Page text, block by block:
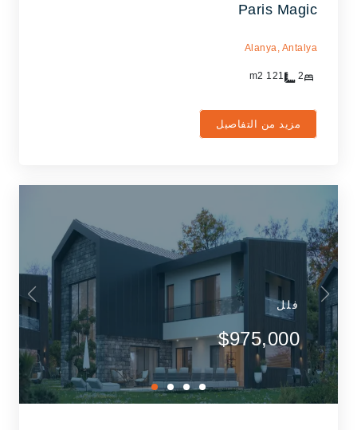
Paris Magic
Alanya, Antalya
2
121
مزيد من التفاصيل
فلل
$975,000